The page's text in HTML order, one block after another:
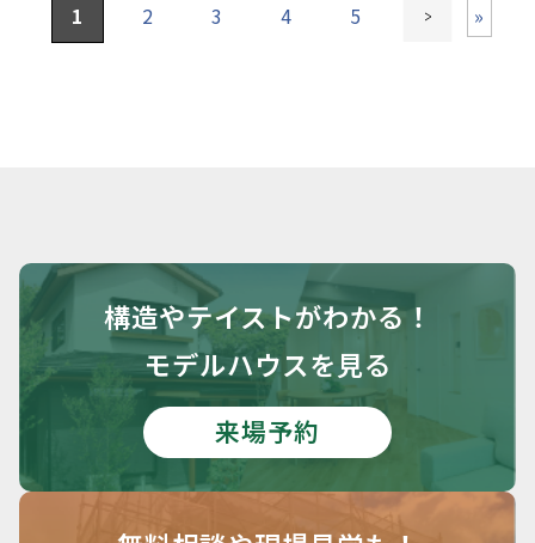
1 2 3 4 5 > »
構造やテイストがわかる！
モデルハウスを見る
来場予約